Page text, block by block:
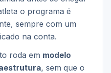
o programa é
sempre com um
na conta.
roda em modelo
, sem que o